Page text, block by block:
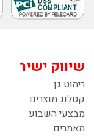
שיווק ישיר
ריהוט גן
קטלוג מוצרים
מבצעי השבוע
מאמרים